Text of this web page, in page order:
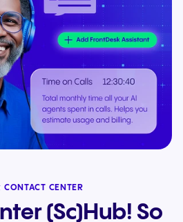
CENTER
(Sc)Hub! So